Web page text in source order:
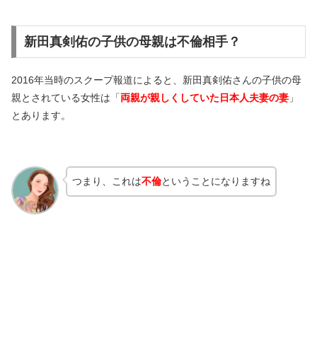
新田真剣佑の子供の母親は不倫相手？
2016年当時のスクープ報道によると、新田真剣佑さんの子供の母
親とされている女性は「両親が親しくしていた日本人夫妻の妻 」
とあります。
つまり、これは不倫ということになりますね